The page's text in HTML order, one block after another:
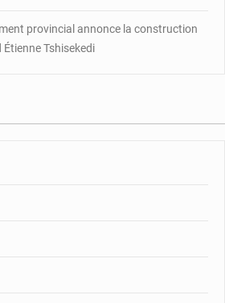
provincial annonce la construction
Tshisekedi